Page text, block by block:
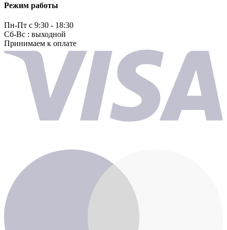
Режим работы
Пн-Пт с 9:30 - 18:30
Сб-Вс : выходной
Принимаем к оплате